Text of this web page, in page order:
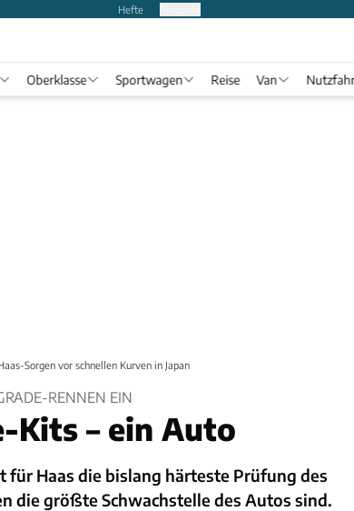
Hefte
Oberklasse Sportwagen Reise Van
Sorgen vor schnellen Kurven in Japan
RENNEN EIN
Kits – ein Auto
für Haas die bislang härteste Prüfung des
die größte Schwachstelle des Autos sind.